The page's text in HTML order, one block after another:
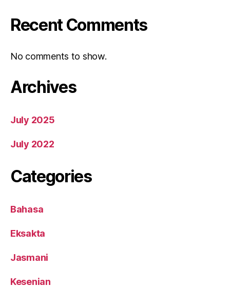
Recent Comments
No comments to show.
Archives
July 2025
July 2022
Categories
Bahasa
Eksakta
Jasmani
Kesenian